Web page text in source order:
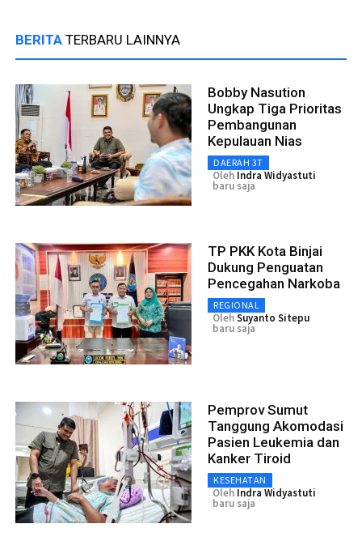
BERITA TERBARU LAINNYA
Bobby Nasution
Ungkap Tiga Prioritas
Pembangunan
Kepulauan Nias
DAERAH 3T
Oleh Indra Widyastuti
baru saja
TP PKK Kota Binjai
Dukung Penguatan
Pencegahan Narkoba
REGIONAL
OlehSuyanto Sitepu
baru saja
Pemprov Sumut
Tanggung Akomodasi
Pasien Leukemia dan
Kanker Tiroid
KESEHATAN
Oleh Indra Widyastuti
baru saja